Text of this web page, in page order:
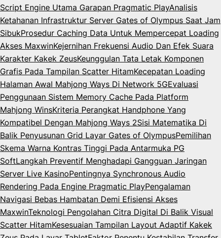
Script Engine Utama Garapan Pragmatic PlayAnalisis
Ketahanan Infrastruktur Server Gates of Olympus Saat Jam
SibukProsedur Caching Data Untuk Mempercepat Loading
Akses MaxwinKejernihan Frekuensi Audio Dan Efek Suara
Karakter Kakek ZeusKeunggulan Tata Letak Komponen
Grafis Pada Tampilan Scatter HitamKecepatan Loading
Halaman Awal Mahjong Ways Di Network 5GEvaluasi
Penggunaan Sistem Memory Cache Pada Platform
Mahjong WinsKriteria Perangkat Handphone Yang
Kompatibel Dengan Mahjong Ways 2Sisi Matematika Di
Balik Penyusunan Grid Layar Gates of OlympusPemilihan
Skema Warna Kontras Tinggi Pada Antarmuka PG
SoftLangkah Preventif Menghadapi Gangguan Jaringan
Server Live KasinoPentingnya Synchronous Audio
Rendering Pada Engine Pragmatic PlayPengalaman
Navigasi Bebas Hambatan Demi Efisiensi Akses
MaxwinTeknologi Pengolahan Citra Digital Di Balik Visual
Scatter HitamKesesuaian Tampilan Layout Adaptif Kakek